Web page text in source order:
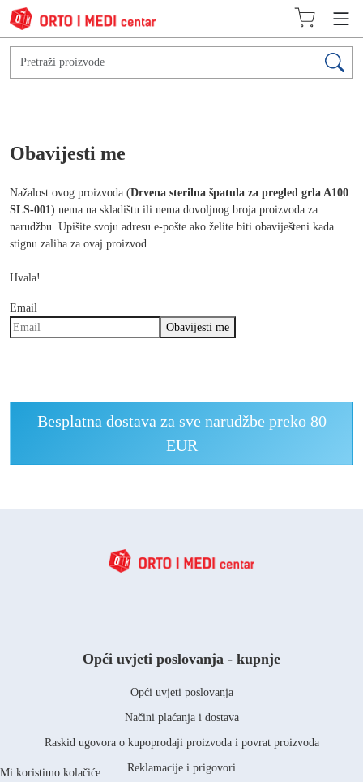
Obavijesti me
Nažalost ovog proizvoda (Drvena sterilna špatula za pregled grla A100
SLS-001) nema na skladištu ili nema dovoljnog broja proizvoda za
narudžbu. Upišite svoju adresu e-pošte ako želite biti obaviješteni kada
stignu zaliha za ovaj proizvod.
Hvala!
Email
Obavijesti me
Besplatna dostava za sve narudžbe preko 80
EUR
Opći uvjeti poslovanja - kupnje
Opći uvjeti poslovanja
Načini plaćanja i dostava
Raskid ugovora o kupoprodaji proizvoda i povrat proizvoda
Reklamacije i prigovori
Mi koristimo kolačiće